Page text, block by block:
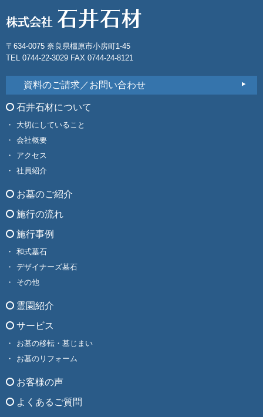
〒634-0075 奈良県橿原市小房町1-45
TEL 0744-22-3029 FAX 0744-24-8121
資料のご請求／お問い合わせ
石井石材について
大切にしていること
会社概要
アクセス
社員紹介
お墓のご紹介
施行の流れ
施行事例
和式墓石
デザイナーズ墓石
その他
霊園紹介
サービス
お墓の移転・墓じまい
お墓のリフォーム
お客様の声
よくあるご質問